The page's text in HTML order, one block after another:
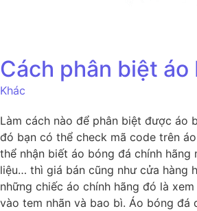
Cách phân biệt áo
Khác
Làm cách nào để phân biệt được áo
đó bạn có thể check mã code trên
thể nhận biết áo bóng đá chính
liệu… thì giá bán cũng như cửa hàng
những chiếc áo chính hãng đó là
vào tem nhãn và bao bì. Áo bóng đá